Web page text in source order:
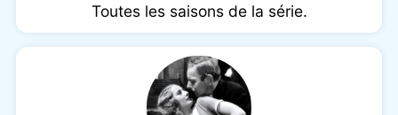
Toutes les saisons de la série.